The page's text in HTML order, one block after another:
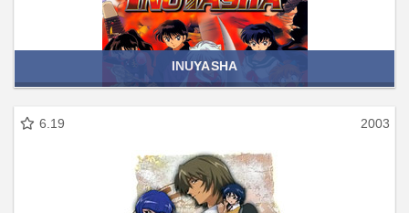
INUYASHA
6.19 2003